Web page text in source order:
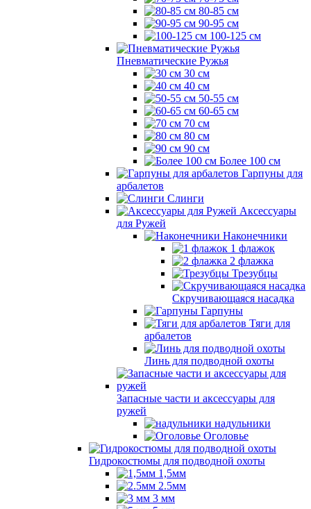
80-85 см
90-95 см
100-125 см
Пневматические Ружья
30 см
40 см
50-55 см
60-65 см
70 см
80 см
90 см
Более 100 см
Гарпуны для
арбалетов
Слинги
Аксессуары
для Ружей
Наконечники
1 флажок
2 флажка
Трезубцы
Скручивающаяся насадка
Гарпуны
Тяги для
арбалетов
Линь для подводной охоты
Запасные части и аксессуары для
ружей
надульники
Оголовье
Гидрокостюмы для подводной охоты
1,5мм
2.5мм
3 мм